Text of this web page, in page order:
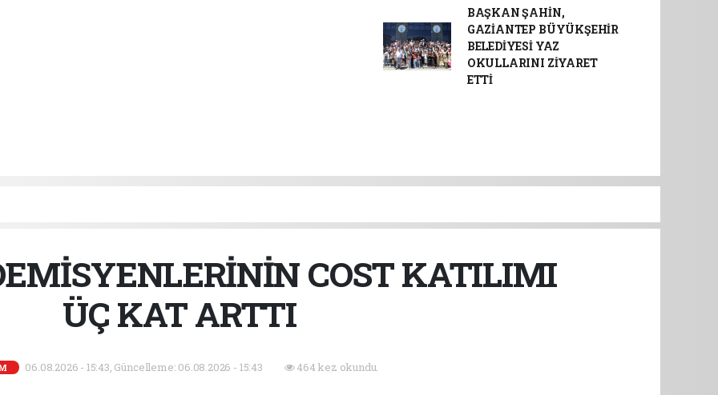
BAŞKAN ŞAHİN,
GAZİANTEP BÜYÜKŞEHİR
BELEDİYESİ YAZ
OKULLARINI ZİYARET
ETTİ
COST KATILIMI
ÜÇ KAT ARTTI
06.08.2026 - 15:43, Güncelleme: 06.08.2026 - 15:43 464 kez okundu.